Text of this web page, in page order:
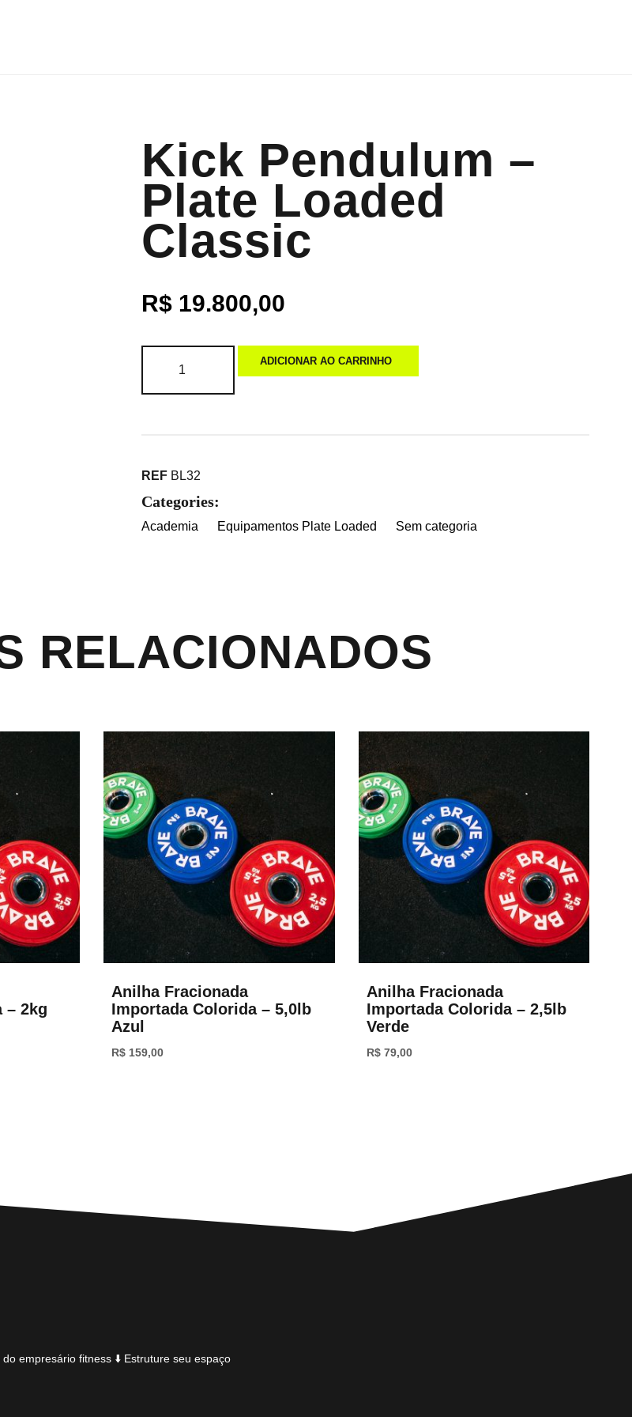
Kick Pendulum –
Plate Loaded
Classic
R$ 19.800,00
ADICIONAR AO CARRINHO
REF BL32
Categories:
Academia Equipamentos Plate Loaded Sem categoria
RELACIONADOS
– 2kg
Anilha Fracionada
Importada Colorida – 5,0lb
Azul
R$ 159,00
Anilha Fracionada
Importada Colorida – 2,5lb
Verde
R$79,00
empresário fitness ⬇️ Estruture seu espaço